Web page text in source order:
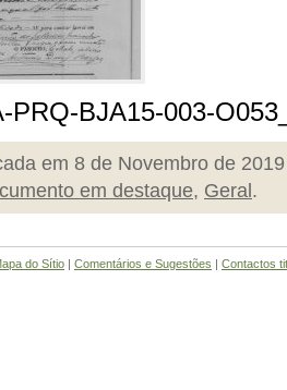
PRQ-BJA15-003-
em 8 de Novembro de
em destaque, Geral .
do Sítio | Comentários e Sugestões | Contactos